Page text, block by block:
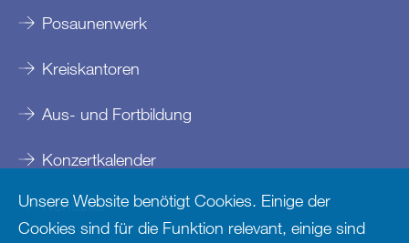
Posaunenwerk
Kreiskantoren
Aus- und Fortbildung
Konzertkalender
Kontakte
Unsere Website benötigt Cookies. Einige der
Cookies sind für die Funktion relevant, einige sind